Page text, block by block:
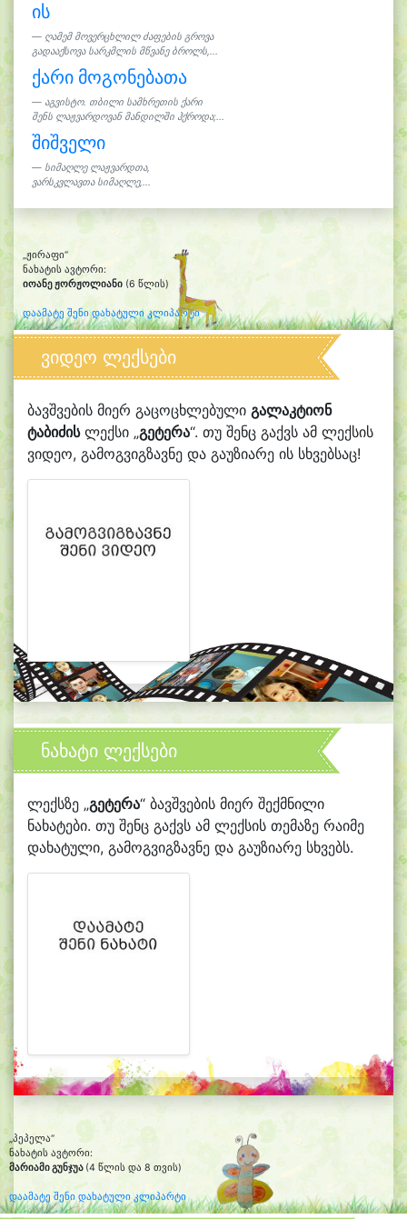
ის
ღამემ მოვერცხლილ ძაფების გროვა
გადააქსოვა სარკმლის მწვანე ბროლს,...
ქარი მოგონებათა
აგვისტო. თბილი სამხრეთის ქარი
შენს ლაჟვარდოვან მანდილში ჰქროდა;...
შიშველი
სიმაღლე ლაჟვარდთა,
ვარსკვლავთა სიმაღლე,...
„ჟირაფი“
ნახატის ავტორი:
იოანე ჟორჟოლიანი (6 წლის)
დაამატე შენი დახატული კლიპარტი
ვიდეო ლექსები
ბავშვების მიერ გაცოცხლებული გალაკტიონ
ტაბიძისლექსი „გეტერა“. თუ შენც გაქვს ამ ლექსის
ვიდეო, გამოგვიგზავნე და გაუზიარე ის სხვებსაც!
ნახატი ლექსები
ლექსზე „გეტერა“ ბავშვების მიერ შექმნილი
ნახატები. თუ შენც გაქვს ამ ლექსის თემაზე რაიმე
დახატული, გამოგვიგზავნე და გაუზიარე სხვებს.
„პეპელა“
ნახატის ავტორი:
მარიამი გუნჯუა (4 წლის და 8 თვის)
დაამატე შენი დახატული კლიპარტი